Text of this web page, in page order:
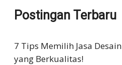
Postingan Terbaru
7 Tips Memilih Jasa
yang Berkualitas!